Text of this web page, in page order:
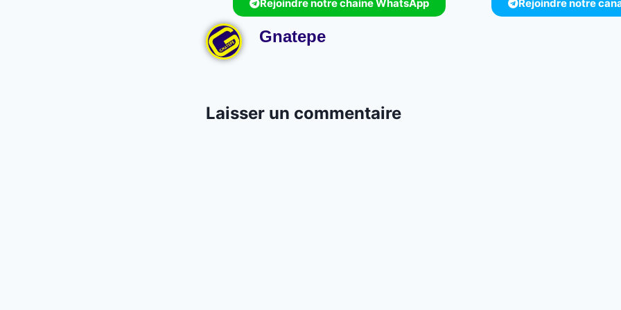
Rejoindre notre chaine WhatsApp Rejoindre notre
Gnatepe
Laisser un commentaire